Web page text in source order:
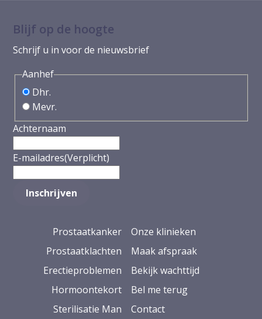
Blijf op de hoogte
Schrijf u in voor de nieuwsbrief
Aanhef
Dhr.
Mevr.
Achternaam
E-mailadres(Verplicht)
Prostaatkanker
Prostaatklachten
Erectieproblemen
Hormoontekort
Sterilisatie Man
Onze klinieken
Maak afspraak
Bekijk wachttijd
Bel me terug
Contact